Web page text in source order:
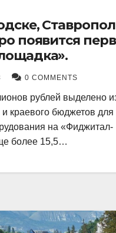
появится
0 COMMENTS
рублей выделено
краевого бюджетов для
на «Фиджитал-
более 15,5…